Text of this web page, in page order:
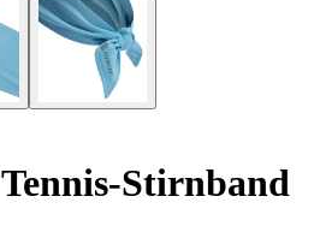
Tennis-Stirnband